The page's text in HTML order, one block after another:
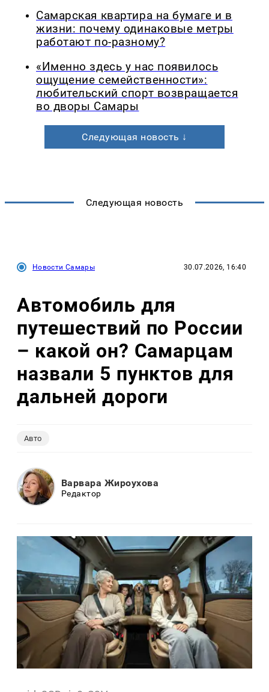
Самарская квартира на бумаге и в
жизни: почему одинаковые метры
работают по-разному?
«Именно здесь у нас появилось
ощущение семейственности»:
любительский спорт возвращается
во дворы Самары
Следующая новость ↓
Следующая новость
Новости Самары 30.07.2026, 16:40
Автомобиль для
путешествий по России
– какой он? Самарцам
назвали 5 пунктов для
дальней дороги
Авто
Варвара Жироухова
Редактор